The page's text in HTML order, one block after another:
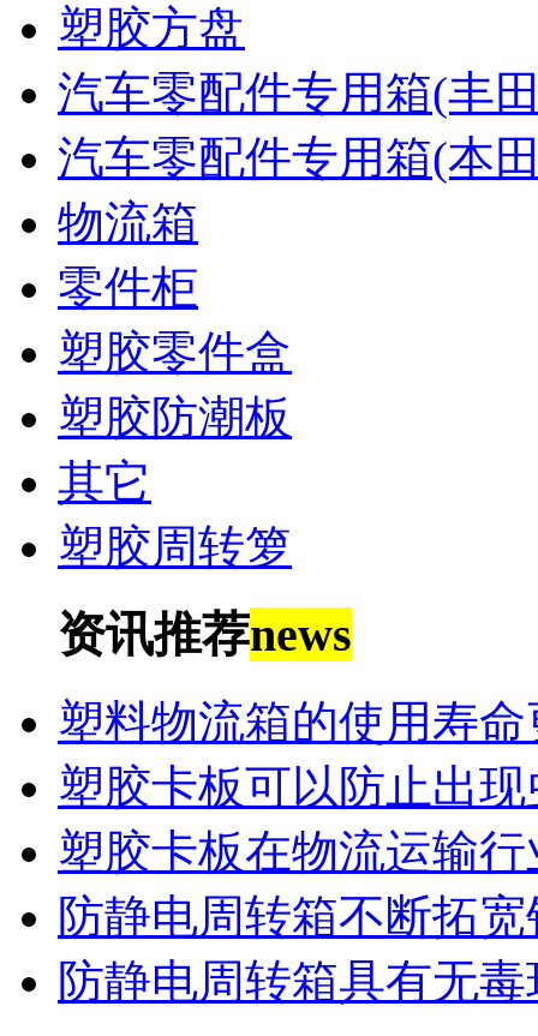
塑胶方盘
汽车零配件专用箱(丰
汽车零配件专用箱(本
物流箱
零件柜
塑胶零件盒
塑胶防潮板
其它
塑胶周转箩
资讯推荐news
塑料物流箱的使用寿命
塑胶卡板可以防止出
塑胶卡板在物流运输
防静电周转箱不断拓
防静电周转箱具有无